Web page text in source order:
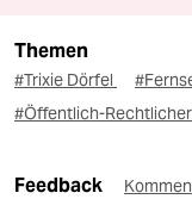
Themen
#Trixie Dörfel
#Öffentlich-
Feedback